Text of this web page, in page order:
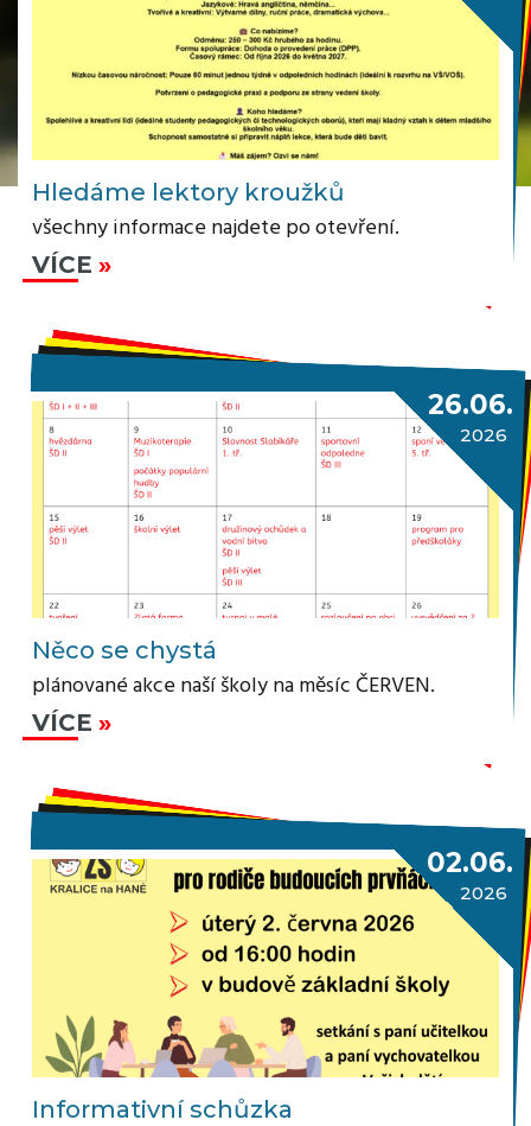
Hledáme lektory kroužků
všechny informace najdete po otevření.
VÍCE
26.06.
2026
Něco se chystá
plánované akce naší školy na měsíc ČERVEN.
VÍCE
02.06.
2026
Informativní schůzka